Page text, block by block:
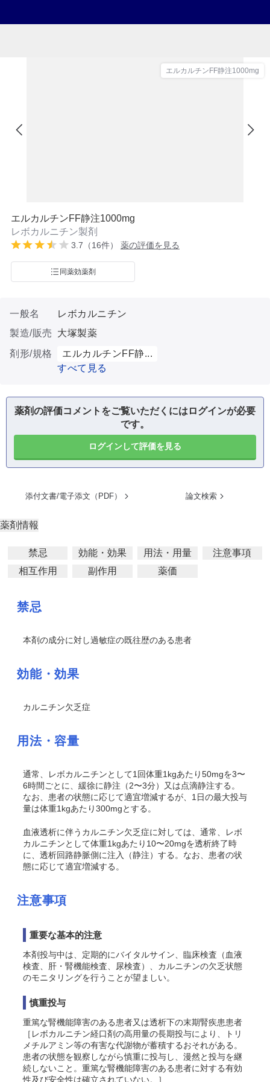
エルカルチンFF静注1000mg
エルカルチンFF静注1000mg
レボカルニチン製剤
3.7（16件） 薬の評価を見る
同薬効薬剤
一般名
レボカルニチン
製造/販売
大塚製薬
剤形/規格
エルカルチンFF静...
すべて見る
薬剤の評価コメントをご覧いただくにはログインが必要
です。
ログインして評価を見る
添付文書/電子添文（PDF） 論文検索
薬剤情報
禁忌 効能・効果 用法・用量
注意事項
相互作用
副作用 薬価
禁忌
本剤の成分に対し過敏症の既往歴のある患者
効能・効果
カルニチン欠乏症
用法・容量
通常、レボカルニチンとして1回体重1kgあたり50mgを3〜
6時間ごとに、緩徐に静注（2〜3分）又は点滴静注する。
なお、患者の状態に応じて適宜増減するが、1日の最大投与
量は体重1kgあたり300mgとする。
血液透析に伴うカルニチン欠乏症に対しては、通常、レボ
カルニチンとして体重1kgあたり10〜20mgを透析終了時
に、透析回路静脈側に注入（静注）する。なお、患者の状
態に応じて適宜増減する。
注意事項
重要な基本的注意
本剤投与中は、定期的にバイタルサイン、臨床検査（血液
検査、肝・腎機能検査、尿検査）、カルニチンの欠乏状態
のモニタリングを行うことが望ましい。
慎重投与
重篤な腎機能障害のある患者又は透析下の末期腎疾患患者
［レボカルニチン経口剤の高用量の長期投与により、トリ
メチルアミン等の有害な代謝物が蓄積するおそれがある。
患者の状態を観察しながら慎重に投与し、漫然と投与を継
続しないこと。重篤な腎機能障害のある患者に対する有効
性及び安全性は確立されていない。］